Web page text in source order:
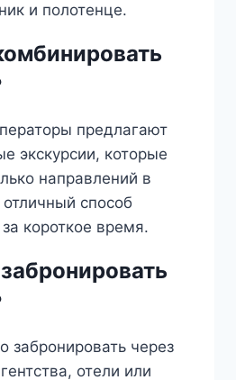
и полотенце.
предлагают
экскурсии, которые
направлений в
способ
короткое время.
забронировать через
отели или